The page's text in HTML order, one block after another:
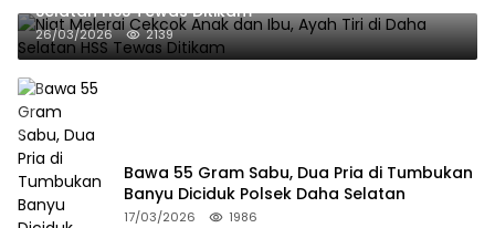
Selatan HSS Tewas Ditikam
26/03/2026 2139
Bawa 55 Gram Sabu, Dua Pria di Tumbukan
Banyu Diciduk Polsek Daha Selatan
17/03/2026 1986